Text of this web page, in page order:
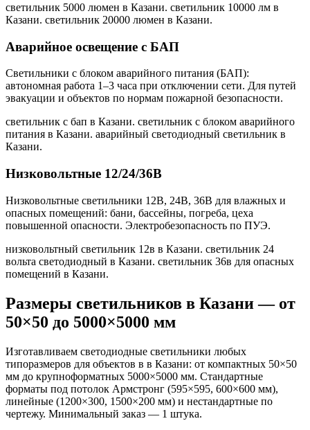
светильник 5000 люмен в Казани. светильник 10000 лм в
Казани. светильник 20000 люмен в Казани.
Аварийное освещение с БАП
Светильники с блоком аварийного питания (БАП):
автономная работа 1–3 часа при отключении сети. Для путей
эвакуации и объектов по нормам пожарной безопасности.
светильник с бап в Казани. светильник с блоком аварийного
питания в Казани. аварийный светодиодный светильник в
Казани.
Низковольтные 12/24/36В
Низковольтные светильники 12В, 24В, 36В для влажных и
опасных помещений: бани, бассейны, погреба, цеха
повышенной опасности. Электробезопасность по ПУЭ.
низковольтный светильник 12в в Казани. светильник 24
вольта светодиодный в Казани. светильник 36в для опасных
помещений в Казани.
Размеры светильников в Казани— от
50×50 до 5000×5000 мм
Изготавливаем светодиодные светильники любых
типоразмеров для объектов в в Казани: от компактных 50×50
мм до крупноформатных 5000×5000 мм. Стандартные
форматы под потолок Армстронг (595×595, 600×600 мм),
линейные (1200×300, 1500×200 мм) и нестандартные по
чертежу. Минимальный заказ — 1 штука.